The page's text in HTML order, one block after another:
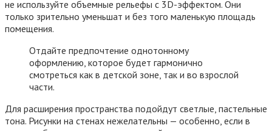
не используйте объемные рельефы с 3D-эффектом. Они
только зрительно уменьшат и без того маленькую площадь
помещения.
Отдайте предпочтение однотонному
оформлению, которое будет гармонично
смотреться как в детской зоне, так и во взрослой
части.
Для расширения пространства подойдут светлые, пастельные
тона. Рисунки на стенах нежелательны — особенно, если в